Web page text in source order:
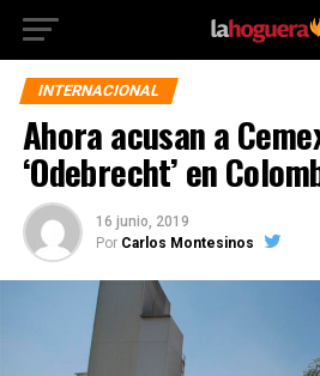
INTERNACIONAL
Ahora acusan a
‘Odebrecht’ en
16 junio, 2019
Por Carlos Montesinos